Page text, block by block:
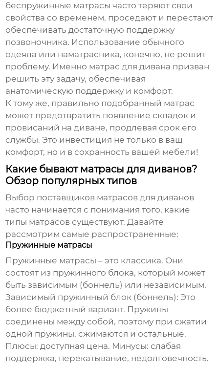
беспружинные матрасы часто теряют свои
свойства со временем, проседают и перестают
обеспечивать достаточную поддержку
позвоночника. Использование обычного
одеяла или наматрасника, конечно, не решит
проблему. Именно матрас для дивана призван
решить эту задачу, обеспечивая
анатомическую поддержку и комфорт.
К тому же, правильно подобранный матрас
может предотвратить появление складок и
провисаний на диване, продлевая срок его
службы. Это инвестиция не только в ваш
комфорт, но и в сохранность вашей мебели!
Какие бывают матрасы для диванов?
Обзор популярных типов
Выбор поставщиков матрасов для диванов
часто начинается с понимания того, какие
типы матрасов существуют. Давайте
рассмотрим самые распространенные:
Пружинные матрасы
Пружинные матрасы – это классика. Они
состоят из пружинного блока, который может
быть зависимым (боннель) или независимым.
Зависимый пружинный блок (боннель): Это
более бюджетный вариант. Пружины
соединены между собой, поэтому при сжатии
одной пружины, сжимаются и остальные.
Плюсы: доступная цена. Минусы: слабая
поддержка, перекатывание, недолговечность.